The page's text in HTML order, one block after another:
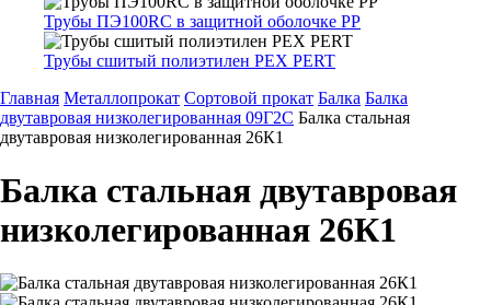
Трубы ПЭ100RC в защитной оболочке PP
Трубы сшитый полиэтилен PEX PERT
Главная Металлопрокат Сортовой прокат Балка Балка
двутавровая низколегированная 09Г2С Балка стальная
двутавровая низколегированная 26К1
Балка стальная двутавровая
низколегированная 26К1